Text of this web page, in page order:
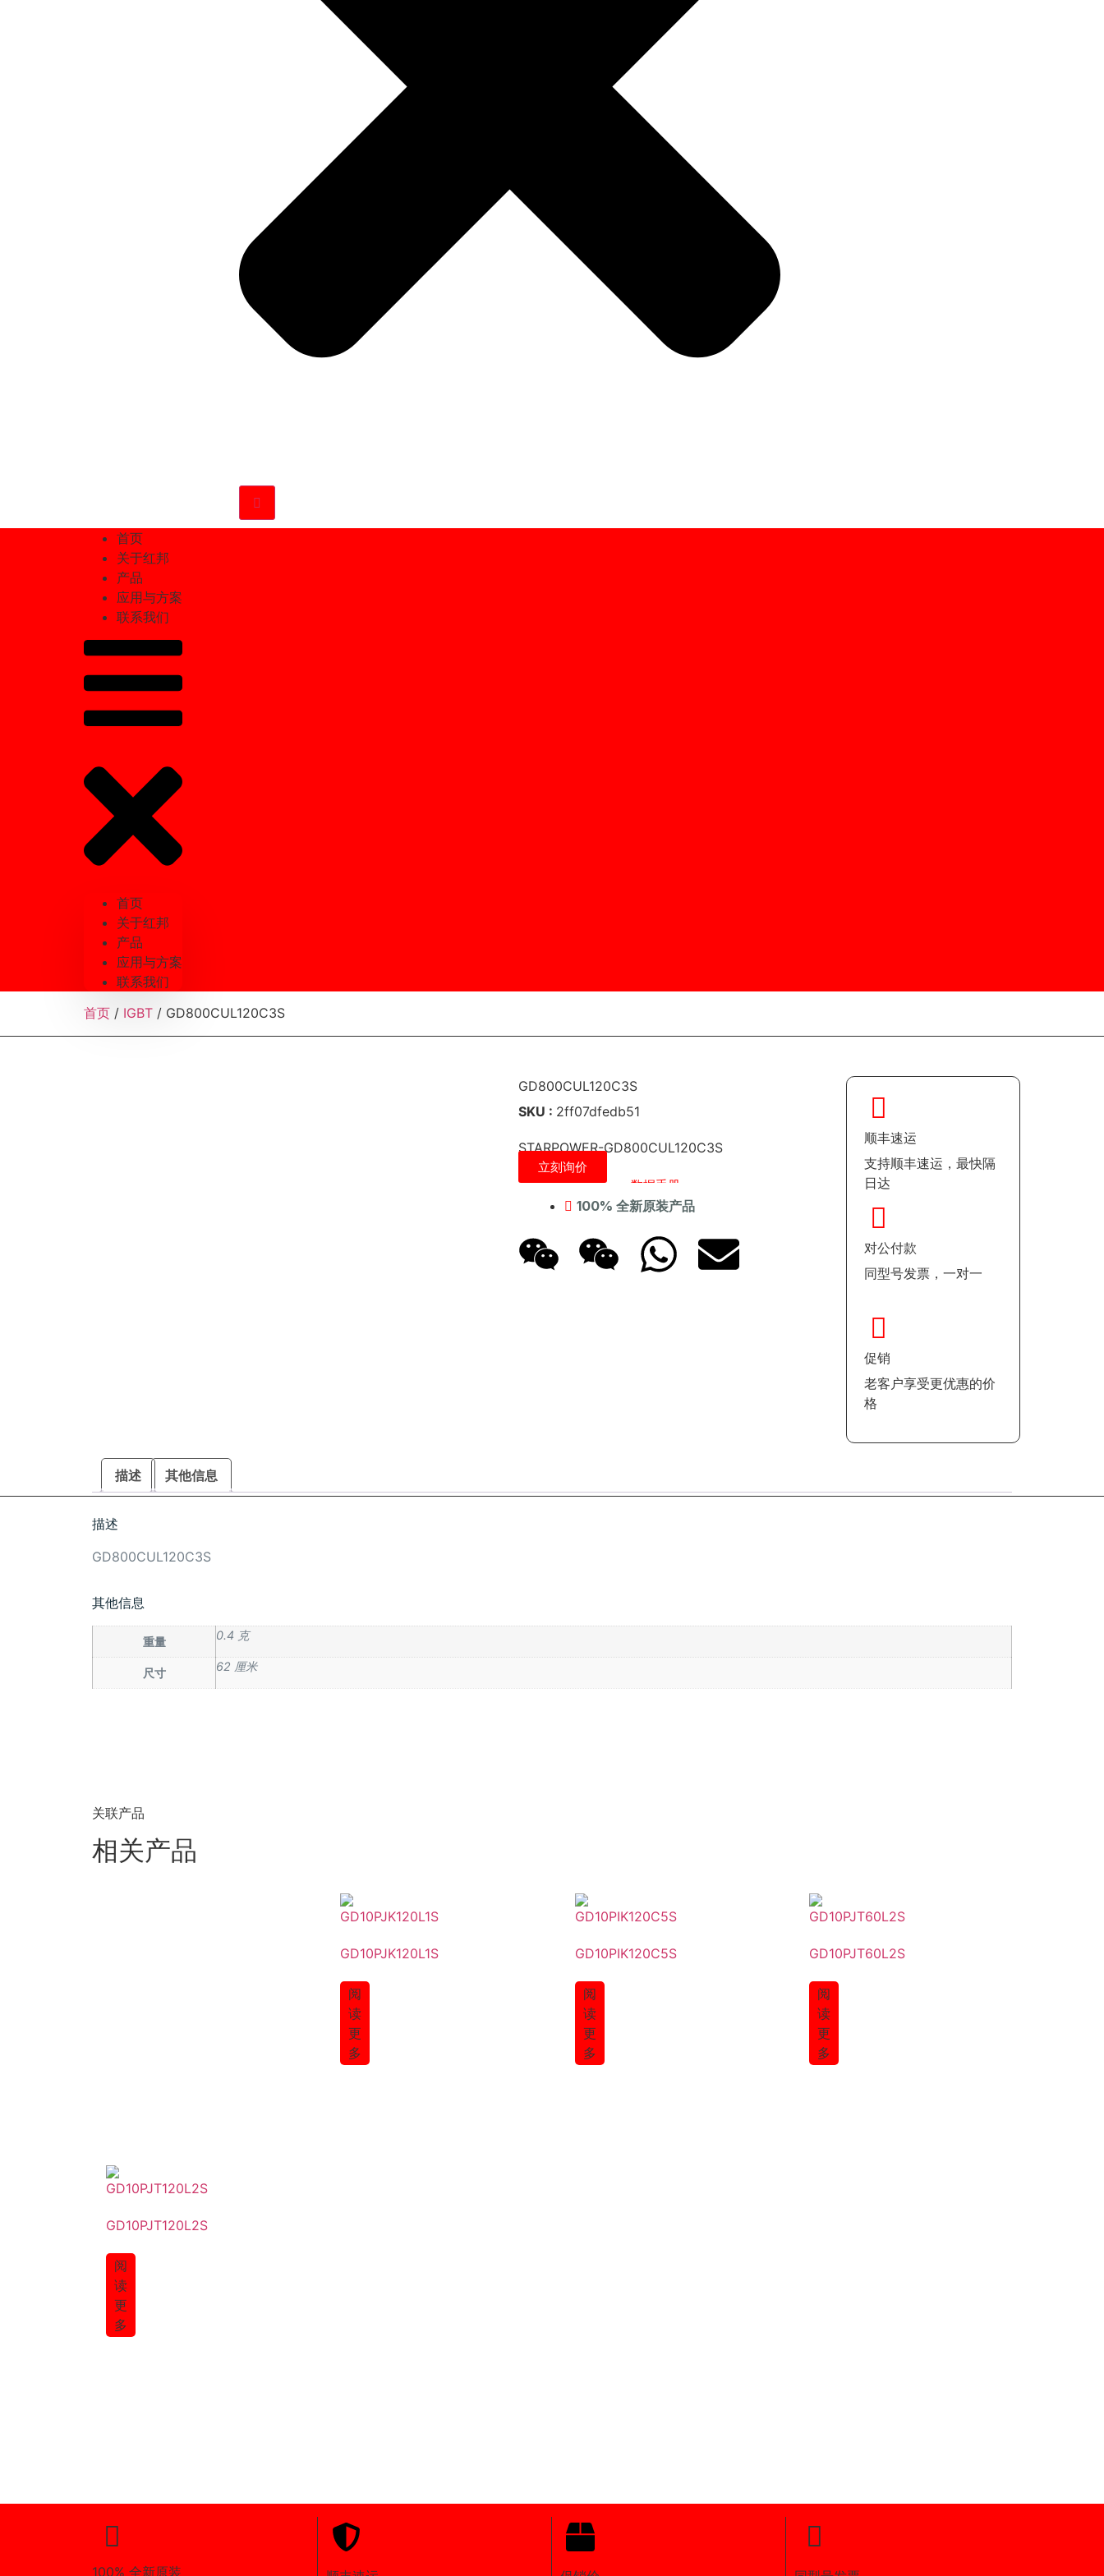
首页
关于红邦
产品
应用与方案
联系我们
首页
关于红邦
产品
应用与方案
联系我们
首页 / IGBT / GD800CUL120C3S
GD800CUL120C3S
SKU : 2ff07dfedb51
STARPOWER-GD800CUL120C3S
数据手册
立刻询价
100% 全新原装产品
顺丰速运
支持顺丰速运，最快隔
日达
对公付款
同型号发票，一对一
促销
老客户享受更优惠的价
格
描述 其他信息
描述
GD800CUL120C3S
其他信息
重量 0.4 克
尺寸 62 厘米
关联产品
相关产品
GD10PJK120L1S
阅
读
更
多
GD10PIK120C5S
阅
读
更
多
GD10PJT60L2S
阅
读
更
多
GD10PJT120L2S
阅
读
更
多
100% 全新原装